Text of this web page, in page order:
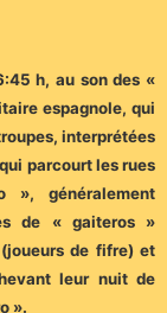
h, au son des «
espagnole, qui
interprétées
parcourt les rues
généralement
de « gaiteros »
de fifre) et
leur nuit de
».